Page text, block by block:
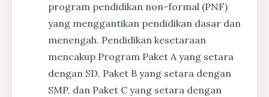
program pendidikan non-formal (PNF)
yang menggantikan pendidikan dasar dan
menengah. Pendidikan kesetaraan
mencakup Program Paket A yang setara
dengan SD, Paket B yang setara dengan
SMP, dan Paket C yang setara dengan